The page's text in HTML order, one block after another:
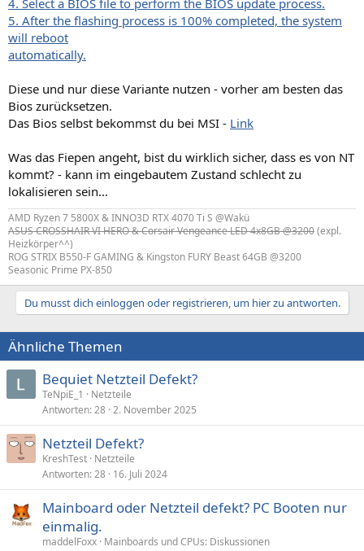
4. Select a BIOS file to perform the BIOS update process.
5. After the flashing process is 100% completed, the system
will reboot
automatically.
Diese und nur diese Variante nutzen - vorher am besten das
Bios zurücksetzen.
Das Bios selbst bekommst du bei MSI - Link
Was das Fiepen angeht, bist du wirklich sicher, dass es von NT
kommt? - kann im eingebautem Zustand schlecht zu
lokalisieren sein...
AMD Ryzen 7 5800X & INNO3D RTX 4070 Ti S @Wakü
ASUS CROSSHAIR VI HERO & Corsair Vengeance LED 4x8GB @3200(expl.
Heizkörper^^)
ROG STRIX B550-F GAMING & Kingston FURY Beast 64GB @3200
Seasonic Prime PX-850
Du musst dich einloggen oder registrieren, um hier zu antworten.
Ähnliche Themen
Bequiet Netzteil Defekt?
TeNpiE_1
Netzteile
Antworten 28 2. November 2025
Netzteil Defekt?
KreshTest Netzteile
Antworten 28 16. Juli 2024
Mainboard oder Netzteil defekt? PC Booten nur
einmalig.
maddelFoxx Mainboards und CPUs: Diskussionen